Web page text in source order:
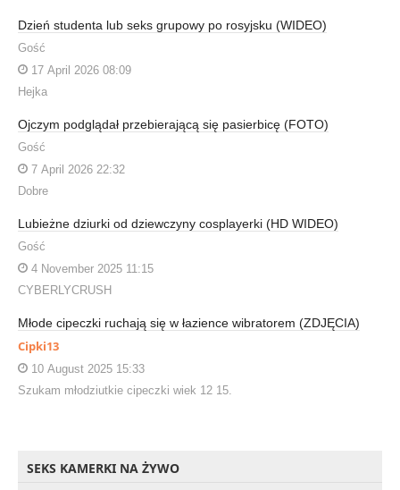
Dzień studenta lub seks grupowy po rosyjsku (WIDEO)
Gość
17 April 2026 08:09
Hejka
Ojczym podglądał przebierającą się pasierbicę (FOTO)
Gość
7 April 2026 22:32
Dobre
Lubieżne dziurki od dziewczyny cosplayerki (HD WIDEO)
Gość
4 November 2025 11:15
CYBERLYCRUSH
Młode cipeczki ruchają się w łazience wibratorem (ZDJĘCIA)
Cipki13
10 August 2025 15:33
Szukam młodziutkie cipeczki wiek 12 15.
SEKS KAMERKI NA ŻYWO